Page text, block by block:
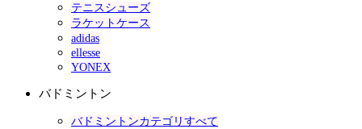
テニスシューズ
ラケットケース
adidas
ellesse
YONEX
バドミントン
バドミントンカテゴリすべて